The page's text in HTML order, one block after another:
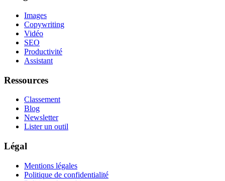
Images
Copywriting
Vidéo
SEO
Productivité
Assistant
Ressources
Classement
Blog
Newsletter
Lister un outil
Légal
Mentions légales
Politique de confidentialité